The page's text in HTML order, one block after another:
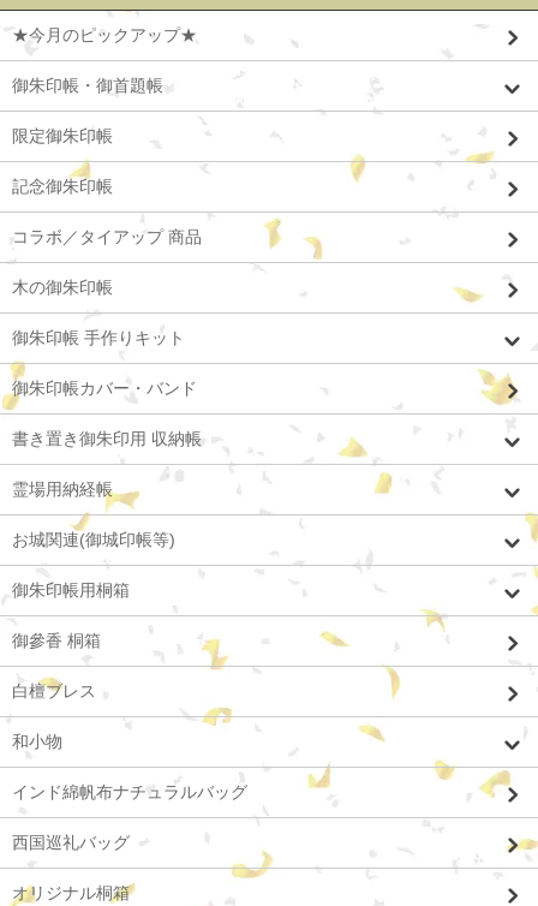
★今月のピックアップ★
御朱印帳・御首題帳
限定御朱印帳
記念御朱印帳
コラボ／タイアップ 商品
木の御朱印帳
御朱印帳 手作りキット
御朱印帳カバー・バンド
書き置き御朱印用 収納帳
霊場用納経帳
お城関連(御城印帳等)
御朱印帳用桐箱
御參香 桐箱
白檀ブレス
和小物
インド綿帆布ナチュラルバッグ
西国巡礼バッグ
オリジナル桐箱